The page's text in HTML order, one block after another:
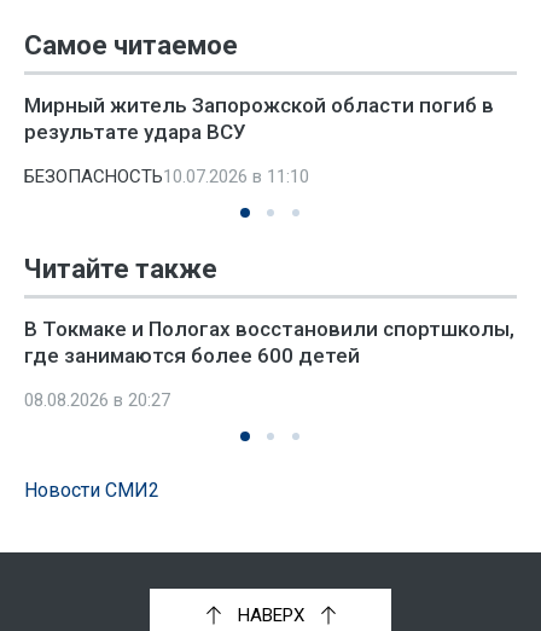
Самое читаемое
Мирный житель Запорожской области погиб в
результате удара ВСУ
БЕЗОПАСНОСТЬ10.07.2026 в 11:10
Читайте также
В Токмаке и Пологах восстановили спортшколы,
где занимаются более 600 детей
08.08.2026 в 20:27
Новости СМИ2
НАВЕРХ